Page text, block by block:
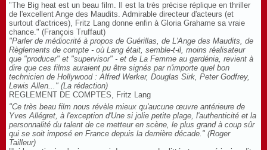
"The Big heat est un beau film. Il est la très précise réplique en thriller
de l'excellent Ange des Maudits. Admirable directeur d'acteurs (et
surtout d'actrices), Fritz Lang donne enfin à Gloria Grahame sa vraie
chance." (François Truffaut)
"Parler de médiocrité à propos de Guérillas, de L'Ange des Maudits, de
Règlements de compte - où Lang était, semble-t-il, moins réalisateur
que "producer" et "supervisor" - et de La Femme au gardénia, revient à
dire que ces films auraient pu être signés par n'importe quel bon
technicien de Hollywood : Alfred Werker, Douglas Sirk, Peter Godfrey,
Lewis Allen..." (La rédaction)
REGLEMENT DE COMPTES, Fritz Lang
"Ce très beau film nous révèle mieux qu'aucune œuvre antérieure de
Yves Allégret, à l'exception d'Une si jolie petite plage, l'authenticité et la
personnalité du talent de ce metteur en scène, le plus grand à coup sûr
qui se soit imposé en France depuis la dernière décade." (Roger
Tailleur)